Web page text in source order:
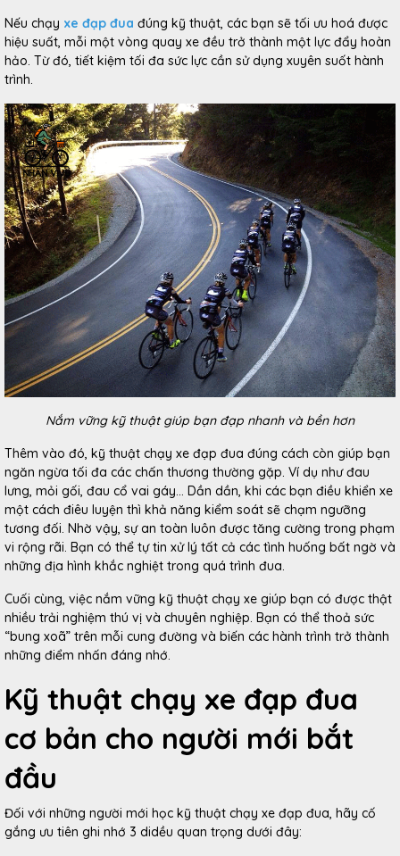
Nếu chạy xe đạp đua đúng kỹ thuật, các bạn sẽ tối ưu hoá được
hiệu suất, mỗi một vòng quay xe đều trở thành một lực đẩy hoàn
hảo. Từ đó, tiết kiệm tối đa sức lực cần sử dụng xuyên suốt hành
trình.
Nắm vững kỹ thuật giúp bạn đạp nhanh và bền hơn
Thêm vào đó, kỹ thuật chạy xe đạp đua đúng cách còn giúp bạn
ngăn ngừa tối đa các chấn thương thường gặp. Ví dụ như đau
lưng, mỏi gối, đau cổ vai gáy… Dần dần, khi các bạn điều khiển xe
một cách điêu luyện thì khả năng kiểm soát sẽ chạm ngưỡng
tương đối. Nhờ vậy, sự an toàn luôn được tăng cường trong phạm
vi rộng rãi. Bạn có thể tự tin xử lý tất cả các tình huống bất ngờ và
những địa hình khắc nghiệt trong quá trình đua.
Cuối cùng, việc nắm vững kỹ thuật chạy xe giúp bạn có được thật
nhiều trải nghiệm thú vị và chuyên nghiệp. Bạn có thể thoả sức
“bung xoã” trên mỗi cung đường và biến các hành trình trở thành
những điểm nhấn đáng nhớ.
Kỹ thuật chạy xe đạp đua
cơ bản cho người mới bắt
đầu
Đối với những người mới học kỹ thuật chạy xe đạp đua, hãy cố
gắng ưu tiên ghi nhớ 3 didều quan trọng dưới đây: